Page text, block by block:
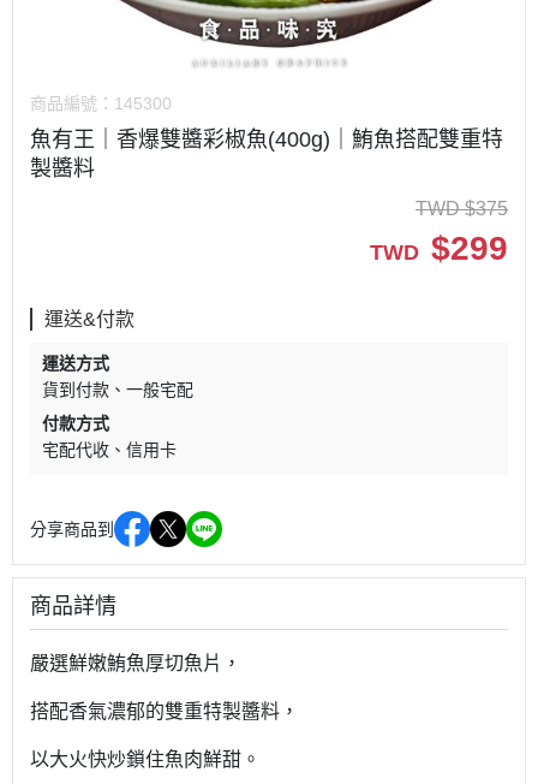
商品編號： 145300
魚有王｜香爆雙醬彩椒魚(400g)｜鮪魚搭配雙重特
製醬料
TWD $375
TWD $299
運送&付款
運送方式
貨到付款
一般宅配
付款方式
宅配代收
信用卡
分享商品到
商品詳情
嚴選鮮嫩鮪魚厚切魚片，
搭配香氣濃郁的雙重特製醬料，
以大火快炒鎖住魚肉鮮甜。